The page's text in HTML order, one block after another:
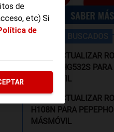
LOS MÁS BUSCADOS
CÓMO ACTUALIZAR
HUAWEI HG532S
MÁSMÓVIL
CÓMO ACTUALIZAR
H108N PARA
MÁSMÓVIL
de
etc) Si
de